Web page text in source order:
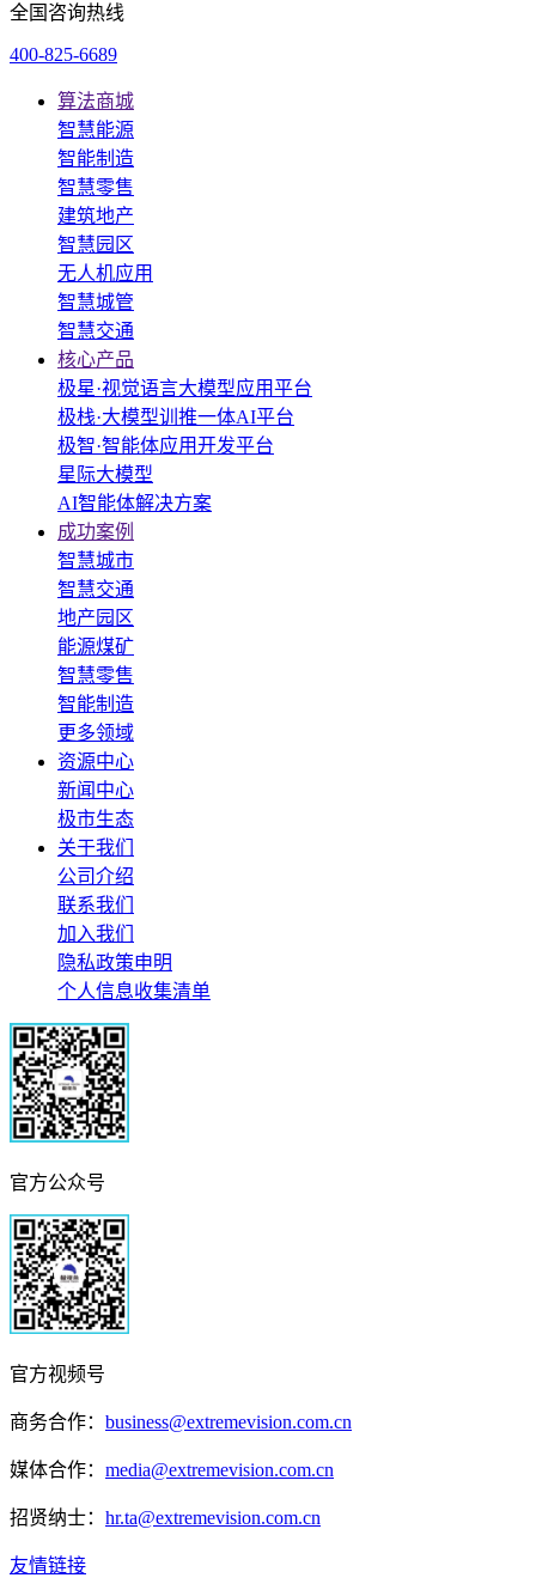
全国咨询热线
400-825-6689
算法商城
智慧能源
智能制造
智慧零售
建筑地产
智慧园区
无人机应用
智慧城管
智慧交通
核心产品
极星·视觉语言大模型应用平台
极栈·大模型训推一体AI平台
极智·智能体应用开发平台
星际大模型
AI智能体解决方案
成功案例
智慧城市
智慧交通
地产园区
能源煤矿
智慧零售
智能制造
更多领域
资源中心
新闻中心
极市生态
关于我们
公司介绍
联系我们
加入我们
隐私政策申明
个人信息收集清单
官方公众号
官方视频号
商务合作： business@extremevision.com.cn
媒体合作： media@extremevision.com.cn
招贤纳士： hr.ta@extremevision.com.cn
友情链接